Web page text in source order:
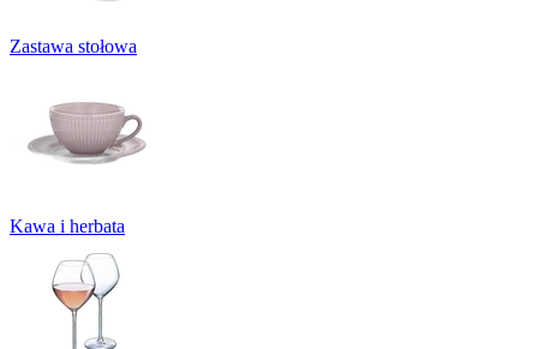
Zastawa stołowa
Kawa i herbata